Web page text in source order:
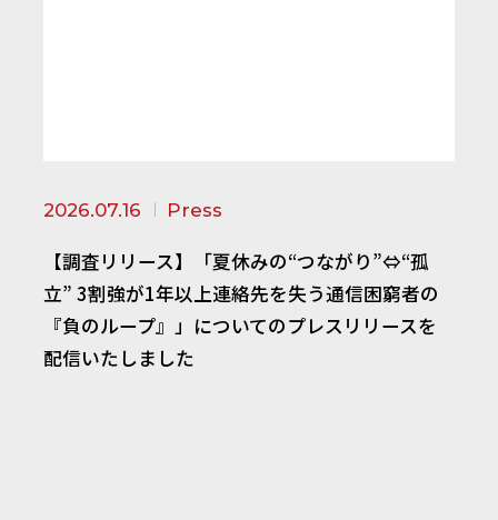
2026.07.16 Press
【調査リリース】「夏休みの“つながり”⇔“孤
立” 3割強が1年以上連絡先を失う通信困窮者の
『負のループ』」についてのプレスリリースを
配信いたしました